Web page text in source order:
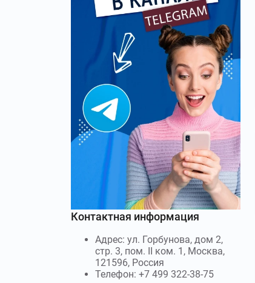
Контактная информация
Адрес: ул. Горбунова, дом 2,
стр. 3, пом. II ком. 1, Москва,
121596, Россия
Телефон: +7 499 322-38-75